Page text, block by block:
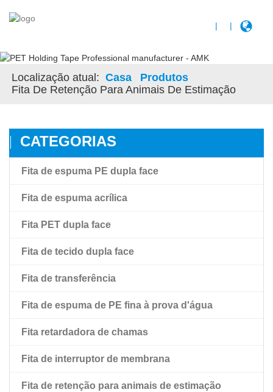
| |
Localização atual: Casa
Produtos
Fita De Retenção Para Animais De Estimação
CATEGORIAS
Fita de espuma PE dupla face
Fita de espuma acrílica
Fita de espuma acrílica
Fita de espuma acrílica de alta ligação Amk
Fita PET dupla face
Fita de filme pet transparente de dupla face
Fita adesiva preta dupla face para animais de
de esfregão vermelho
Fita de tecido dupla face
Fita de transferência
Fita de espuma de PE fina à prova d'água
Fita retardadora de chamas
Fita de interruptor de membrana
Fita de retenção para animais de estimação